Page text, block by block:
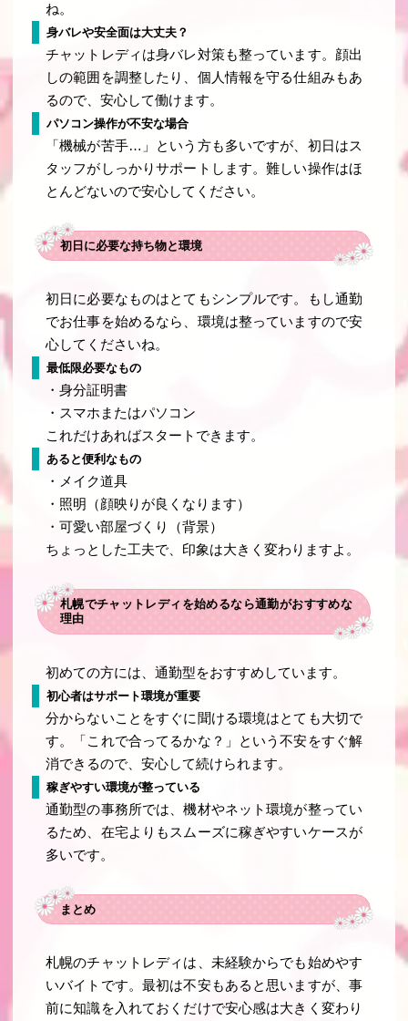
ね。
身バレや安全面は大丈夫？
チャットレディは身バレ対策も整っています。顔出
しの範囲を調整したり、個人情報を守る仕組みもあ
るので、安心して働けます。
パソコン操作が不安な場合
「機械が苦手…」という方も多いですが、初日はス
タッフがしっかりサポートします。難しい操作はほ
とんどないので安心してください。
初日に必要な持ち物と環境
初日に必要なものはとてもシンプルです。もし通勤
でお仕事を始めるなら、環境は整っていますので安
心してくださいね。
最低限必要なもの
・身分証明書
・スマホまたはパソコン
これだけあればスタートできます。
あると便利なもの
・メイク道具
・照明（顔映りが良くなります）
・可愛い部屋づくり（背景）
ちょっとした工夫で、印象は大きく変わりますよ。
札幌でチャットレディを始めるなら通勤がおすすめな
理由
初めての方には、通勤型をおすすめしています。
初心者はサポート環境が重要
分からないことをすぐに聞ける環境はとても大切で
す。「これで合ってるかな？」という不安をすぐ解
消できるので、安心して続けられます。
稼ぎやすい環境が整っている
通勤型の事務所では、機材やネット環境が整ってい
るため、在宅よりもスムーズに稼ぎやすいケースが
多いです。
まとめ
札幌のチャットレディは、未経験からでも始めやす
いバイトです。最初は不安もあると思いますが、事
前に知識を入れておくだけで安心感は大きく変わり